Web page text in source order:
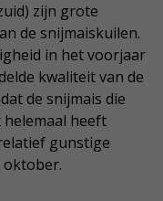
zijn grote
de snijmaiskuilen.
in het voorjaar
kwaliteit van de
de snijmais die
helemaal heeft
gunstige
oktober.